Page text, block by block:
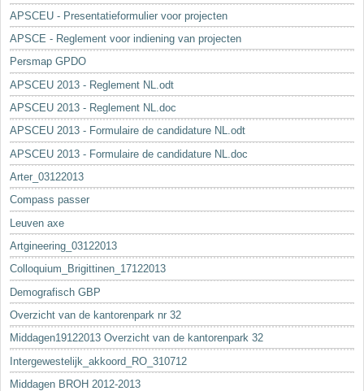
APSCEU - Presentatieformulier voor projecten
APSCE - Reglement voor indiening van projecten
Persmap GPDO
APSCEU 2013 - Reglement NL.odt
APSCEU 2013 - Reglement NL.doc
APSCEU 2013 - Formulaire de candidature NL.odt
APSCEU 2013 - Formulaire de candidature NL.doc
Arter_03122013
Compass passer
Leuven axe
Artgineering_03122013
Colloquium_Brigittinen_17122013
Demografisch GBP
Overzicht van de kantorenpark nr 32
Middagen19122013 Overzicht van de kantorenpark 32
Intergewestelijk_akkoord_RO_310712
Middagen BROH 2012-2013